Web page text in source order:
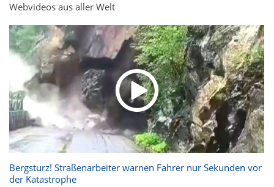
Webvideos aus aller Welt
Bergsturz! Straßenarbeiter warnen Fahrer nur Sekunden vor
der Katastrophe